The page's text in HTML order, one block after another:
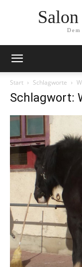
Start Schlagworte
Schlagwort: